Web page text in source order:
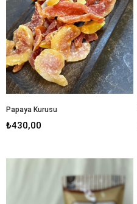
Papaya Kurusu
₺430,00